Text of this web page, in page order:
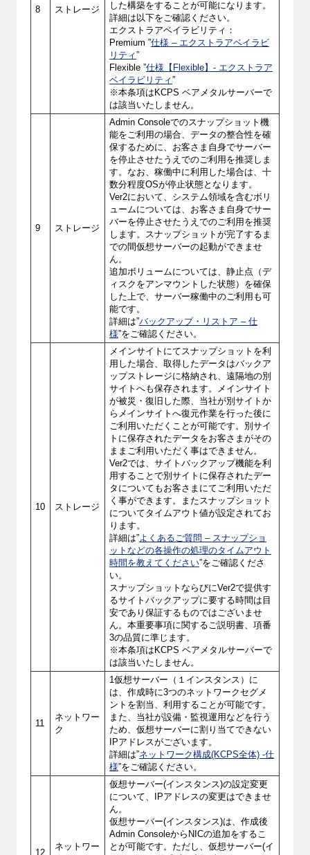
8 ストレージ
した構築をすることが可能になります。
詳細は以下をご確認ください。
エクストラアベイラビリティ：
Premium ”仕様 – エクストラアベイラビ
リティ”
Flexible ”仕様【Flexible】- エクストラア
ベイラビリティ”
※本条項はKCPS ベアメタルサーバーで
は該当いたしません。
9 ストレージ
Admin Consoleでのスナップショット機
能をご利用の場合、データの整合性を確
保するために、お客さま自身でサーバー
を停止させたうえでのご利用を推奨しま
す。なお、稼働中に利用した場合は、十
数分程度OSが停止状態となります。
Ver2において、システム領域を含むボリ
ュームについては、お客さま自身でサー
バーを停止させたうえでのご利用を推奨
します。スナップショットが完了するま
での間仮想サーバーの起動ができませ
ん。
追加ボリュームについては、静止点（デ
ィスクをアンマウントした状態）を確保
した上で、サーバー稼働中のご利用も可
能です。
詳細は”バックアップ・リストア – 仕
様”をご確認ください。
10 ストレージ
メインサイトにてスナップショットを利
用した場合、取得したデータはバックア
ップストレージに格納され、遠隔地の別
サイトへも保存されます。メインサイト
が被災・復旧した際、当社が別サイトか
らメインサイトへ復元作業を行った後に
ご利用いただくことが可能です。別サイ
トに保存されたデータをお客さまがその
ままご利用いただく事はできません。
Ver2では、サイトバックアップ機能を利
用することで別サイトに保存されたデー
タについてもお客さまにてご利用いただ
く事ができます。またスナップショット
についてタイムアウト値が設定されてお
ります。
詳細は”よくあるご質問 – スナップショ
ットなどの各操作の処理のタイムアウト
時間を教えてください”をご確認くださ
い。
スナップショットならびにVer2で提供す
るサイトバックアップに要する時間は目
安であり保証するものではございませ
ん。本重要事項に関するご説明書、項番
3の品質に準じます。
※本条項はKCPS ベアメタルサーバーで
は該当いたしません。
11
ネットワー
ク
1仮想サーバー（１インスタンス）に
は、作成時に3つのネットワークセグメ
ントを割当、利用することが可能です。
また、当社が設備・監視運用などを行う
ため、仮想サーバーに割り当てできない
IPアドレスがございます。
詳細は”ネットワーク構成(KCPS全体) -仕
様”をご確認ください。
12
ネットワー
仮想サーバー(インスタンス)の設定変更
について、IPアドレスの変更はできませ
ん。
仮想サーバー(インスタンス)は、作成後
Admin ConsoleからNICの追加をするこ
とが可能です。ただし、仮想サーバー(イ